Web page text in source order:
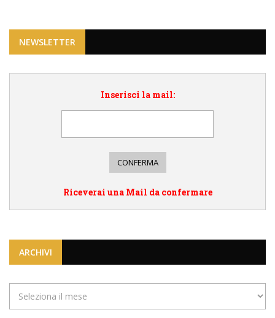
NEWSLETTER
Inserisci la mail:
Riceverai una Mail da confermare
ARCHIVI